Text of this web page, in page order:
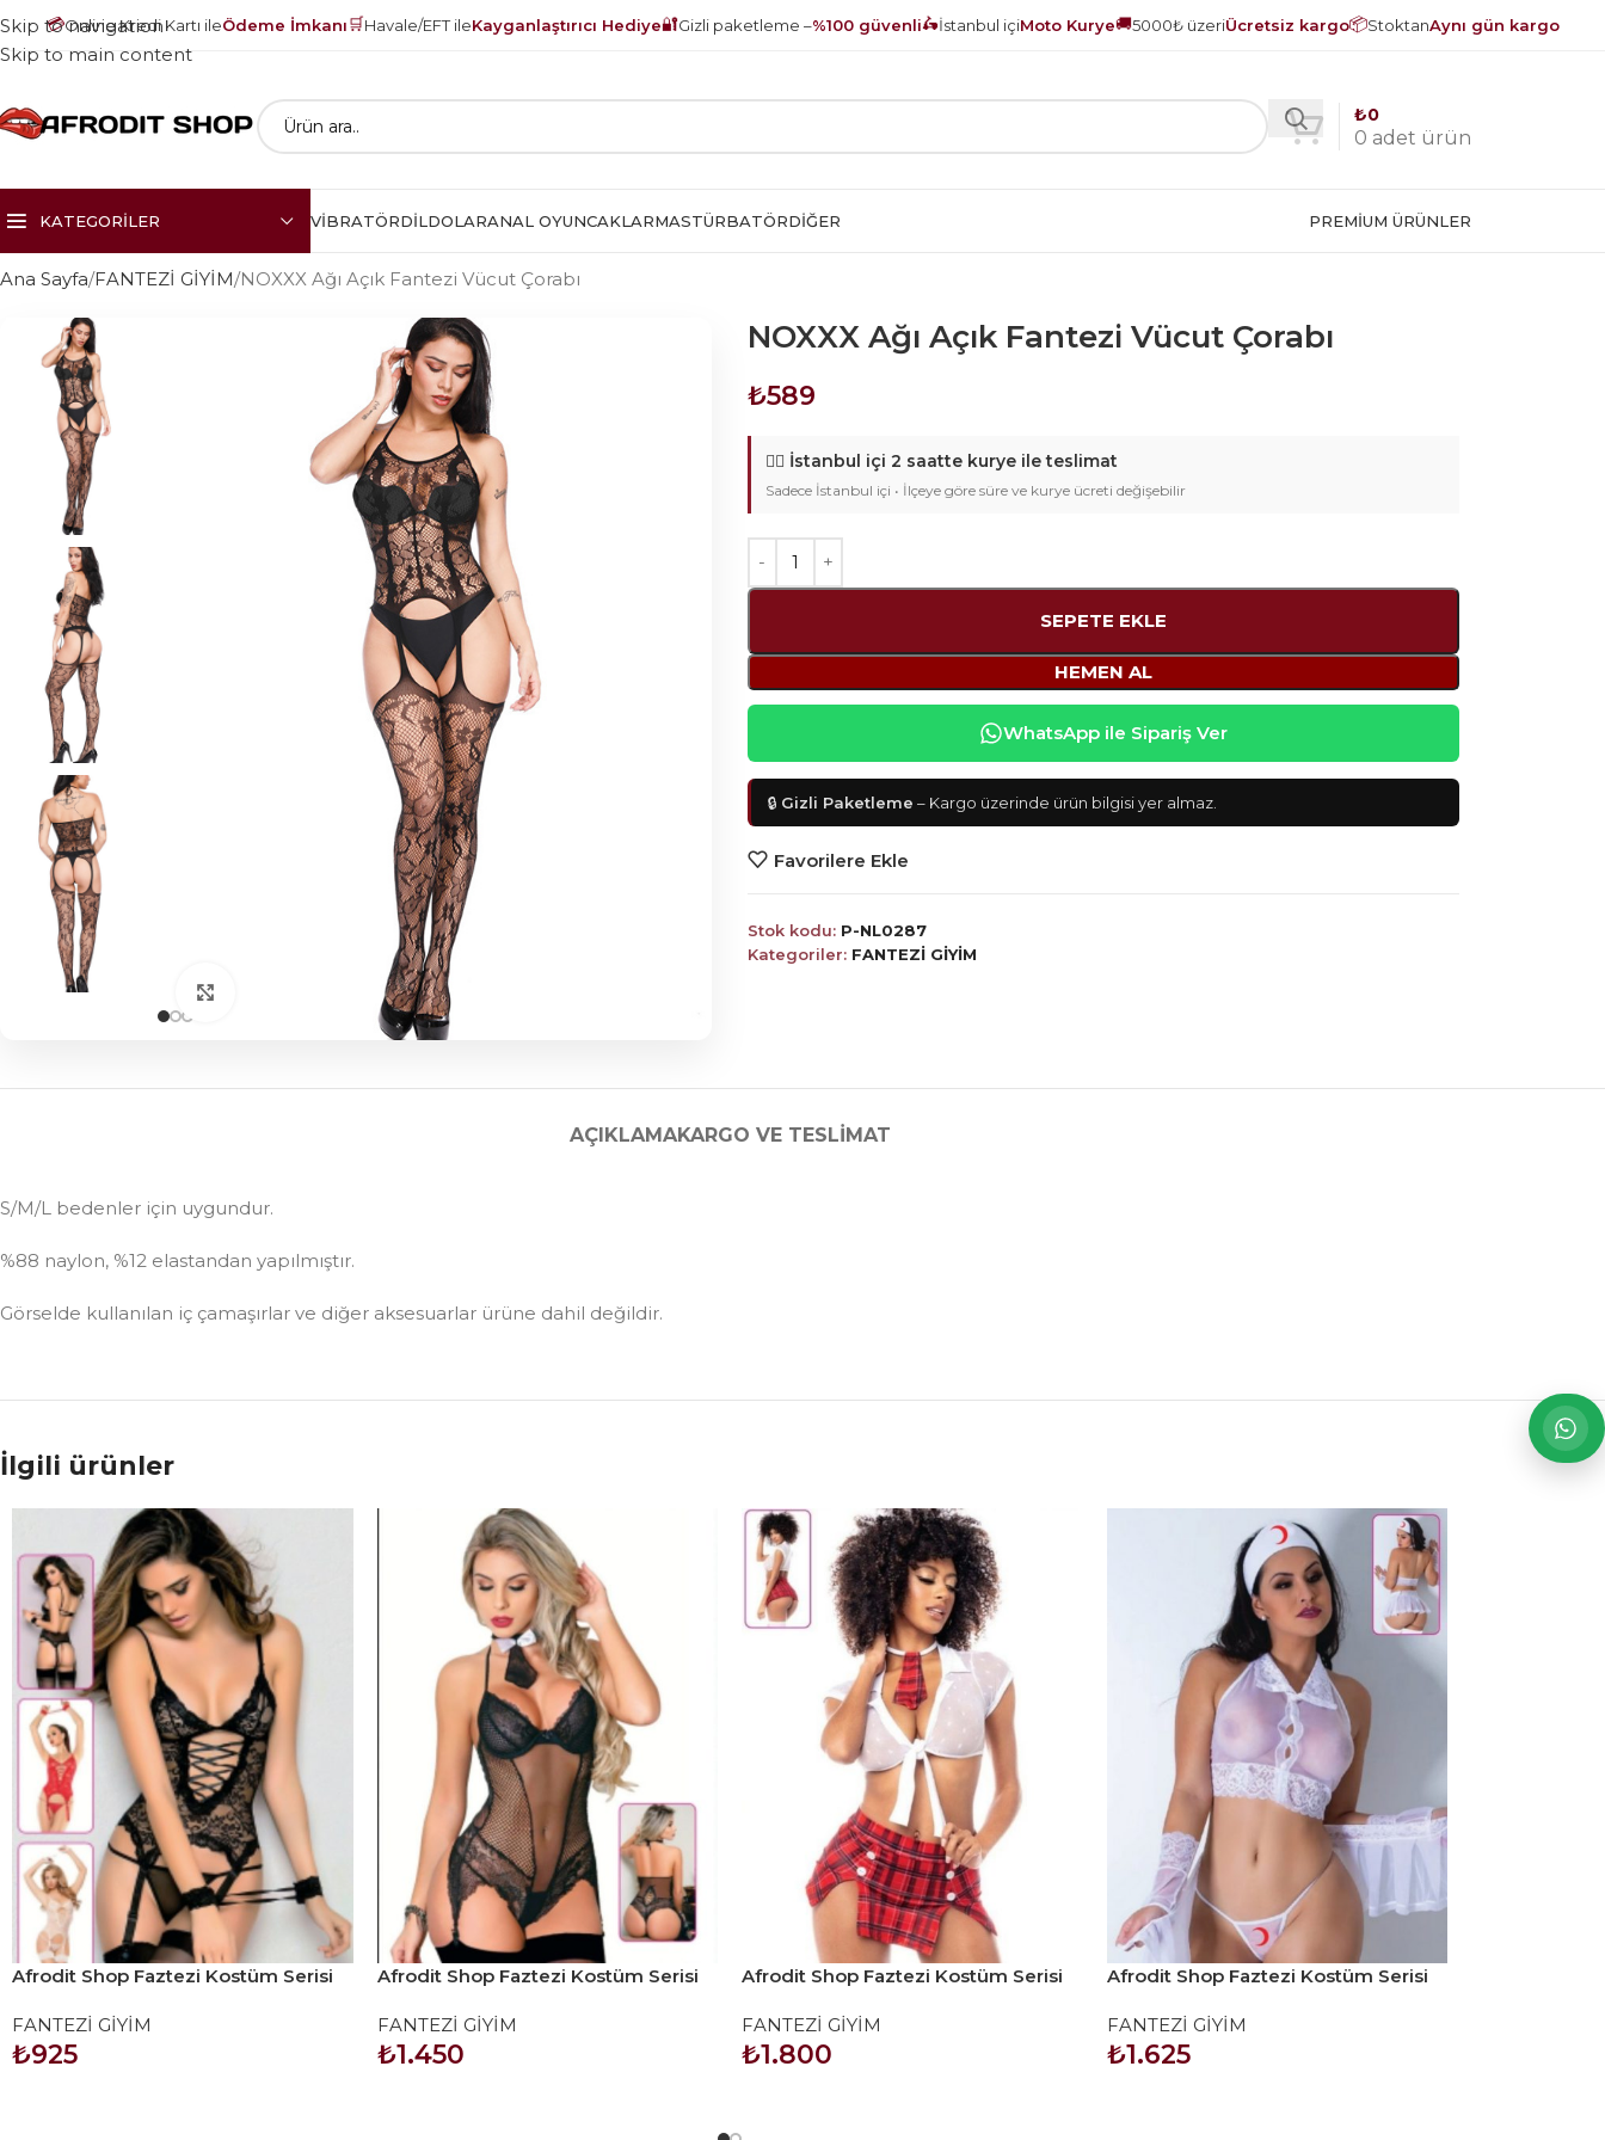
💳Online Kredi Kartı ileÖdeme İmkanı🛒Havale/EFT ileKayganlaştırıcı Hediye🔐Gizli paketleme –%100 güvenli🛵İstanbul içiMoto Kurye🚚5000₺ üzeriÜcretsiz kargo📦StoktanAynı gün kargo
Skip to navigation
Skip to main content
0 adet ürün
₺0
KATEGORILER VIBRATÖRDILDOLARANAL OYUNCAKLARMASTÜRBATÖRDIĞER PREMIUM ÜRÜNLER
Ana Sayfa FANTEZİ GİYİM NOXXX Ağı Açık Fantezi Vücut Çorabı
NOXXX Ağı Açık Fantezi Vücut Çorabı
₺589
🚴‍♂️ İstanbul içi 2 saatte kurye ile teslimat
Sadece İstanbul içi • İlçeye göre süre ve kurye ücreti değişebilir
SEPETE EKLE
HEMEN AL
WhatsApp ile Sipariş Ver
🔒 Gizli Paketleme – Kargo üzerinde ürün bilgisi yer almaz.
Favorilere Ekle
Stok kodu: P-NL0287
Kategoriler: FANTEZİ GİYİM
AÇIKLAMAKARGO VE TESLIMAT
S/M/L bedenler için uygundur.
%88 naylon, %12 elastandan yapılmıştır.
Görselde kullanılan iç çamaşırlar ve diğer aksesuarlar ürüne dahil değildir.
İlgili ürünler
Afrodit Shop Faztezi Kostüm Serisi
FANTEZİ GİYİM
₺925
Afrodit Shop Faztezi Kostüm Serisi
FANTEZİ GİYİM
₺1.450
Afrodit Shop Faztezi Kostüm Serisi
FANTEZİ GİYİM
₺1.800
Afrodit Shop Faztezi Kostüm Serisi
FANTEZİ GİYİM
₺1.625